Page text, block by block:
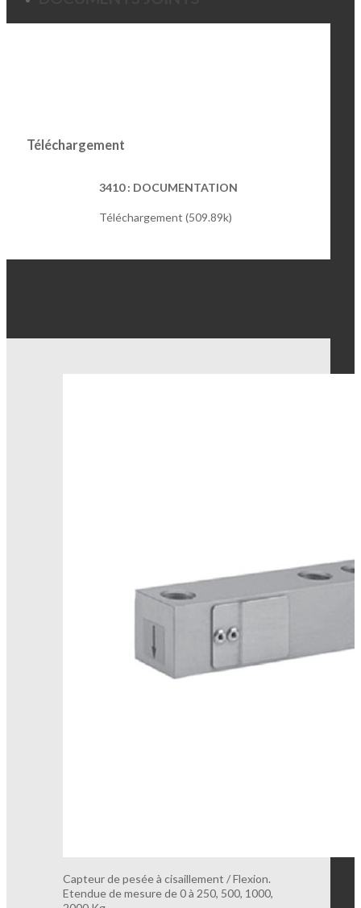
Téléchargement
3410 : DOCUMENTATION
Téléchargement (509.89k)
Capteur de pesée à cisaillement / Flexion.
Etendue de mesure de 0 à 250, 500, 1000,